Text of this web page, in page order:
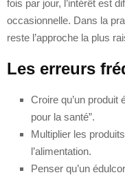
fois par jour, l’intérêt est
occasionnelle. Dans la
reste l’approche la plus
Les erreurs
Croire qu’un produit
pour la santé”.
Multiplier les
l’alimentation.
Penser qu’un